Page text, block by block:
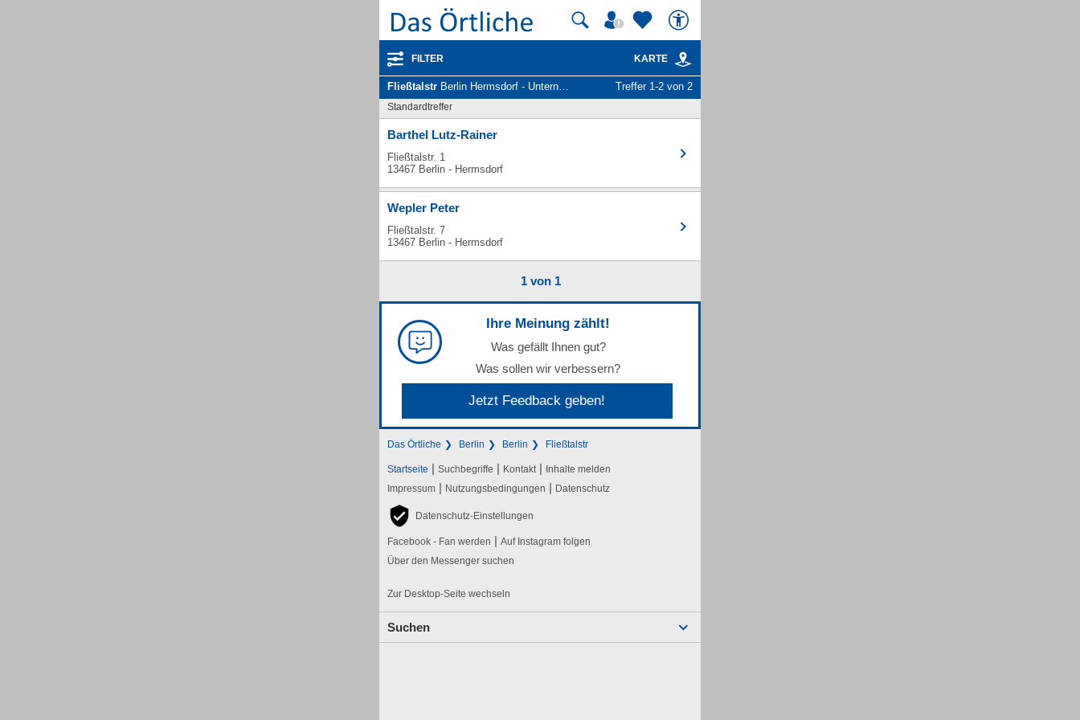
FILTER KARTE
Fließtalstr Berlin Hermsdorf - Unternehmen und Personen Treffer 1-2 von 2
Standardtreffer
Barthel Lutz-Rainer
Fließtalstr. 1
13467 Berlin - Hermsdorf
Wepler Peter
Fließtalstr. 7
13467 Berlin - Hermsdorf
1 von 1
Ihre Meinung zählt!
Was gefällt Ihnen gut?
Was sollen wir verbessern?
Jetzt Feedback geben!
Das Örtliche Berlin Berlin Fließtalstr
Startseite | Suchbegriffe | Kontakt | Inhalte melden
Impressum | Nutzungsbedingungen | Datenschutz
Datenschutz-Einstellungen
Facebook - Fan werden | Auf Instagram folgen
Über den Messenger suchen
Zur Desktop-Seite wechseln
Suchen